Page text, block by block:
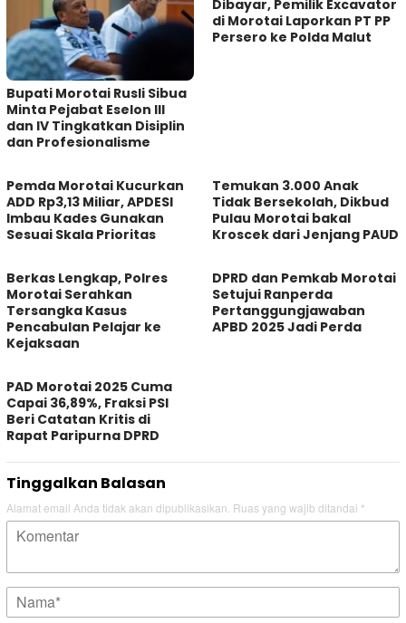
Bupati Morotai Rusli Sibua
Minta Pejabat Eselon III
dan IV Tingkatkan Disiplin
dan Profesionalisme
Dibayar, Pemilik Excavator
di Morotai Laporkan PT PP
Persero ke Polda Malut
Pemda Morotai Kucurkan
ADD Rp3,13 Miliar, APDESI
Imbau Kades Gunakan
Sesuai Skala Prioritas
Temukan 3.000 Anak
Tidak Bersekolah, Dikbud
Pulau Morotai bakal
Kroscek dari Jenjang PAUD
Berkas Lengkap, Polres
Morotai Serahkan
Tersangka Kasus
Pencabulan Pelajar ke
Kejaksaan
DPRD dan Pemkab Morotai
Setujui Ranperda
Pertanggungjawaban
APBD 2025 Jadi Perda
PAD Morotai 2025 Cuma
Capai 36,89%, Fraksi PSI
Beri Catatan Kritis di
Rapat Paripurna DPRD
Tinggalkan Balasan
Alamat email Anda tidak akan dipublikasikan. Ruas yang wajib ditandai *